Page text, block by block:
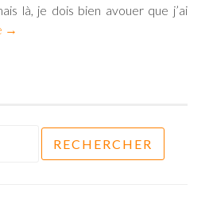
là, je dois bien avouer que j’ai
→